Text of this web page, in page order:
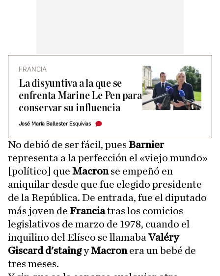
FRANCIA
La disyuntiva a la que se
enfrenta Marine Le Pen para
conservar su influencia
José María Ballester Esquivias
No debió de ser fácil, pues Barnier
representa a la perfección el «viejo mundo»
[político] que Macronse empeñó en
aniquilar desde que fue elegido presidente
de la República. De entrada, fue el diputado
más joven de Franciatras los comicios
legislativos de marzo de 1978, cuando el
inquilino del Elíseo se llamabaValéry
Giscard d'staingyMacronera un bebé de
tres meses.